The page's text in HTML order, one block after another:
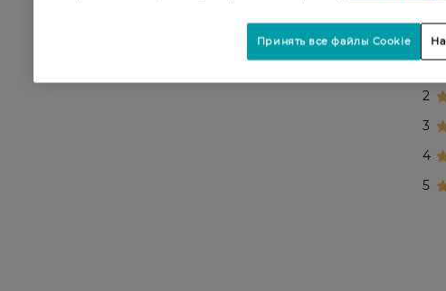
1
2
3
4
5
Принять все файлы Cookie